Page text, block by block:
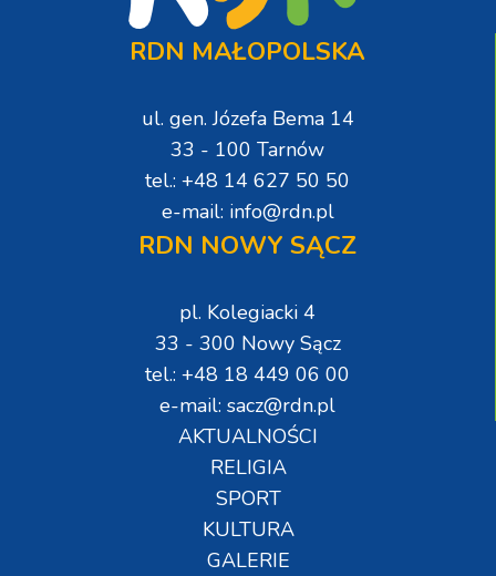
RDN MAŁOPOLSKA
ul. gen. Józefa Bema 14
33 - 100 Tarnów
tel.: +48 14 627 50 50
e-mail: info@rdn.pl
RDN NOWY SĄCZ
pl. Kolegiacki 4
33 - 300 Nowy Sącz
tel.: +48 18 449 06 00
e-mail: sacz@rdn.pl
AKTUALNOŚCI
RELIGIA
SPORT
KULTURA
GALERIE